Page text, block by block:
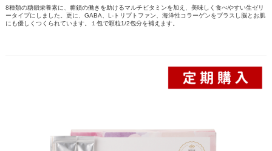
8種類の糖鎖栄養素に、糖鎖の働きを助けるマルチビタミンを加え、美味しく食べやすい生ゼリ
ータイプにしました。更に、GABA、L-トリプトファン、海洋性コラーゲンをプラスし脳とお肌
にも優しくつくられています。１包で顆粒1/2包分を補えます。